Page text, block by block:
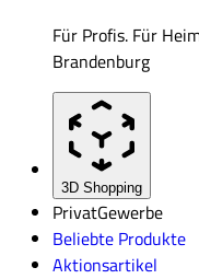
Für Profis. Für
Brandenburg
3D Shopping
PrivatGewerbe
Beliebte Produkte
Aktionsartikel